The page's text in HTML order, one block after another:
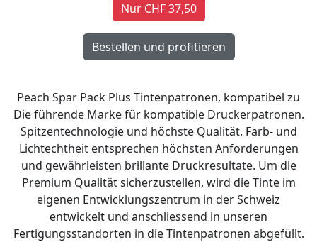
Nur CHF 37,50
Peach Spar Pack Plus Tintenpatronen, kompatibel zu
Die führende Marke für kompatible Druckerpatronen.
Spitzentechnologie und höchste Qualität. Farb- und
Lichtechtheit entsprechen höchsten Anforderungen
und gewährleisten brillante Druckresultate. Um die
Premium Qualität sicherzustellen, wird die Tinte im
eigenen Entwicklungszentrum in der Schweiz
entwickelt und anschliessend in unseren
Fertigungsstandorten in die Tintenpatronen abgefüllt.